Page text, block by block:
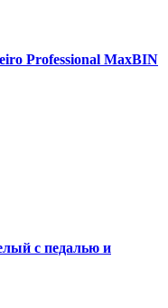
Professional MaxBIN
с педалью и